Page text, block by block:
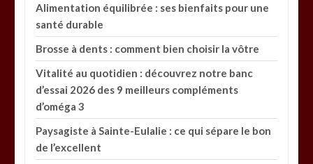
Alimentation équilibrée : ses bienfaits pour une
santé durable
Brosse à dents : comment bien choisir la vôtre
Vitalité au quotidien : découvrez notre banc
d’essai 2026 des 9 meilleurs compléments
d’oméga 3
Paysagiste à Sainte-Eulalie : ce qui sépare le bon
de l’excellent